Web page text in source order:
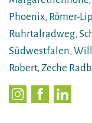
Phoenix, Römer-
Ruhrtalradweg,
Südwestfalen,
Robert, Zeche